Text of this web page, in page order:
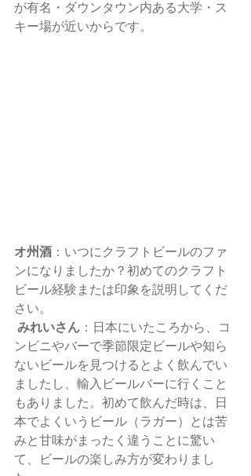
が有名・ダウンタウン内ある大学・ス
キー場が近いからです。
オ州酒 ：いつにクラフトビールのファ
ンになりましたか？初めてのクラフト
ビール経験または印象を説明してくだ
さい。
みれいさん ：日本にいたころから、コ
ンビニやバーで季節限定ビールや知ら
ないビールを見つけるとよく飲んでい
ましたし、輸入ビールバーに行くこと
もありました。初めて飲んだ時は、日
本でよくいうビール（ラガー）とは苦
みと甘味がまったく違うことに驚い
て、ビールの楽しみ方が変わりまし